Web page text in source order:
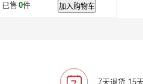
富山/TOMAYA
爱维达/EVADA
上海易教
立象/ARGOX
已售 0件 加入购物车
7天退货 15